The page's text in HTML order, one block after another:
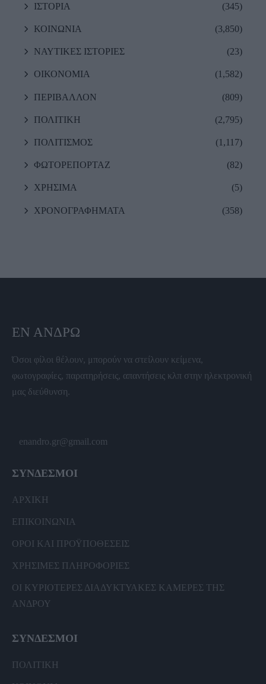
ΙΣΤΟΡΙΑ (345)
ΚΟΙΝΩΝΙΑ (3,850)
ΝΑΥΤΙΚΕΣ ΙΣΤΟΡΙΕΣ (23)
ΟΙΚΟΝΟΜΙΑ (1,582)
ΠΕΡΙΒΑΛΛΟΝ (809)
ΠΟΛΙΤΙΚΗ (2,795)
ΠΟΛΙΤΙΣΜΟΣ (1,117)
ΦΩΤΟΡΕΠΟΡΤΑΖ (82)
ΧΡΗΣΙΜΑ (5)
ΧΡΟΝΟΓΡΑΦΗΜΑΤΑ (358)
ΕΝ ΆΝΔΡΩ
Όσοι φίλοι θέλουν, μπορούν να στείλουν κείμενα,
φωτογραφίες, παρατηρήσεις, απαντήσεις κλπ στην ηλεκτρονική
μας διεύθυνση.
enandro.gr@gmail.com
ΣΥΝΔΕΣΜΟΙ
ΑΡΧΙΚΗ
ΕΠΙΚΟΙΝΩΝΙΑ
ΟΡΟΙ ΚΑΙ ΠΡΟΫΠΟΘΕΣΕΙΣ
ΧΡΗΣΙΜΕΣ ΠΛΗΡΟΦΟΡΙΕΣ
ΟΙ ΚΥΡΙΟΤΕΡΕΣ ΔΙΑΔΥΚΤΥΑΚΕΣ ΚΑΜΕΡΕΣ ΤΗΣ
ΑΝΔΡΟΥ
ΣΥΝΔΕΣΜΟΙ
ΠΟΛΙΤΙΚΗ